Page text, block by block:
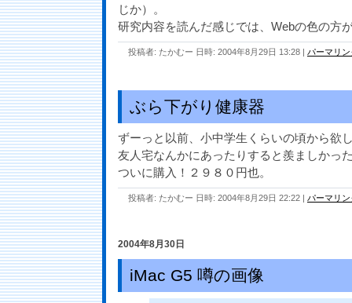
じか）。
研究内容を読んだ感じでは、Webの色の方
投稿者: たかむー 日時: 2004年8月29日 13:28 | パーマリン
ぶら下がり健康器
ずーっと以前、小中学生くらいの頃から欲
友人宅なんかにあったりすると羨ましかっ
ついに購入！２９８０円也。
投稿者: たかむー 日時: 2004年8月29日 22:22 | パーマリン
2004年8月30日
iMac G5 噂の画像